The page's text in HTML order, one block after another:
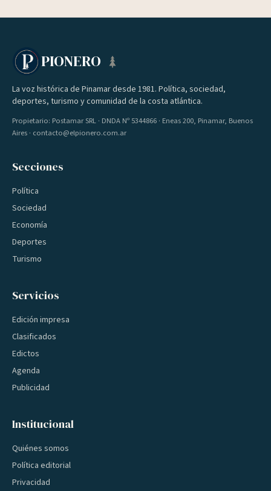
PIONERO
La voz histórica de Pinamar desde 1981. Política, sociedad,
deportes, turismo y comunidad de la costa atlántica.
Propietario: Postamar SRL · DNDA Nº 5344866 · Eneas 200, Pinamar, Buenos
Aires · contacto@elpionero.com.ar
Secciones
Política
Sociedad
Economía
Deportes
Turismo
Servicios
Edición impresa
Clasificados
Edictos
Agenda
Publicidad
Institucional
Quiénes somos
Política editorial
Privacidad